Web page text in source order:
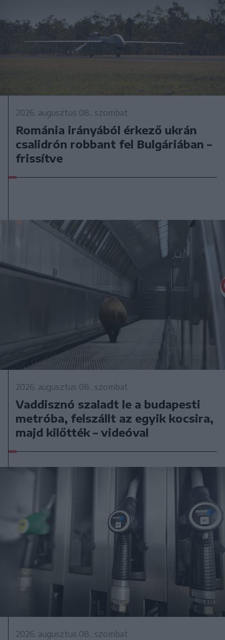
2026. augusztus 08., szombat
Románia irányából érkező ukrán
csalidrón robbant fel Bulgáriában –
frissítve
2026. augusztus 08., szombat
Vaddisznó szaladt le a budapesti
metróba, felszállt az egyik kocsira,
majd kilőtték – videóval
2026. augusztus 08., szombat